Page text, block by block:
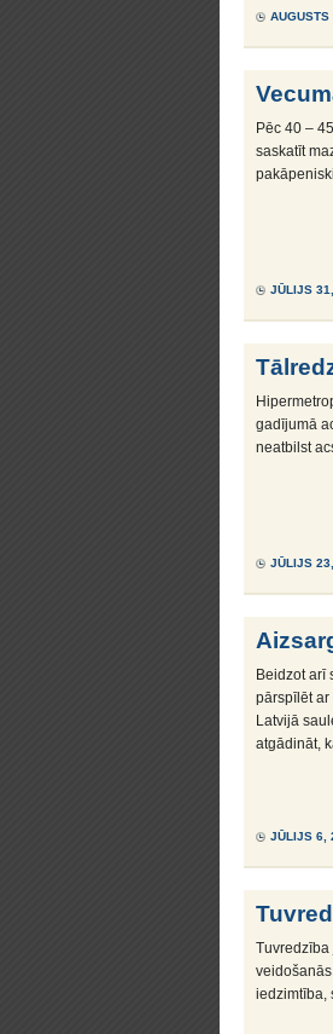
Pēc 40 –
saskatīt
JŪLIJS
gadījumā
neatbilst
JŪLIJS
Beidzot arī
pārspīlēt ar
Latvijā
atgādināt,
JŪLIJS 6,
iedzimtība,